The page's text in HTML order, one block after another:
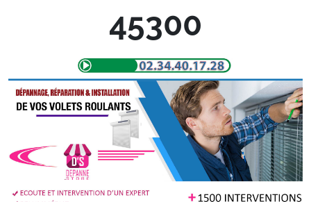
45300